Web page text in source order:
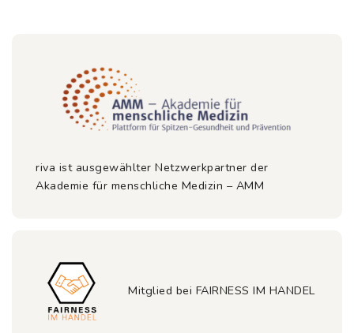
riva ist ausgewählter Netzwerkpartner der
Akademie für menschliche Medizin – AMM
Mitglied bei FAIRNESS IM HANDEL